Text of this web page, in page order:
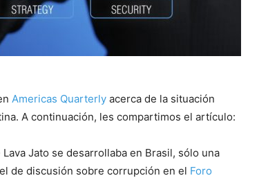
Americas Quarterlyacerca de la situación
A continuación, les compartimos el artículo:
Jato se desarrollaba en Brasil, sólo una
de discusión sobre corrupción en el Foro